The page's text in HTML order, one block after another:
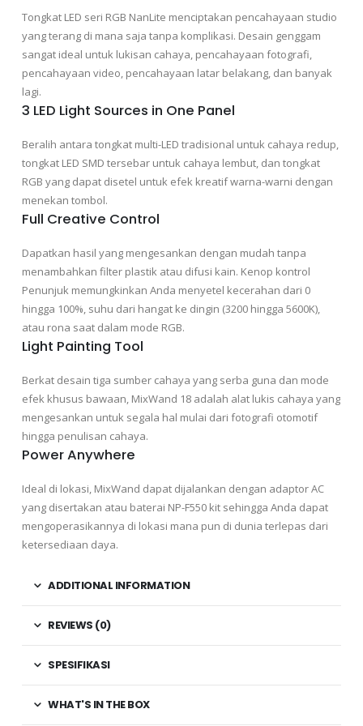
Tongkat LED seri RGB NanLite menciptakan pencahayaan studio
yang terang di mana saja tanpa komplikasi. Desain genggam
sangat ideal untuk lukisan cahaya, pencahayaan fotografi,
pencahayaan video, pencahayaan latar belakang, dan banyak
lagi.
3 LED Light Sources in One Panel
Beralih antara tongkat multi-LED tradisional untuk cahaya redup,
tongkat LED SMD tersebar untuk cahaya lembut, dan tongkat
RGB yang dapat disetel untuk efek kreatif warna-warni dengan
menekan tombol.
Full Creative Control
Dapatkan hasil yang mengesankan dengan mudah tanpa
menambahkan filter plastik atau difusi kain. Kenop kontrol
Penunjuk memungkinkan Anda menyetel kecerahan dari 0
hingga 100%, suhu dari hangat ke dingin (3200 hingga 5600K),
atau rona saat dalam mode RGB.
Light Painting Tool
Berkat desain tiga sumber cahaya yang serba guna dan mode
efek khusus bawaan, MixWand 18 adalah alat lukis cahaya yang
mengesankan untuk segala hal mulai dari fotografi otomotif
hingga penulisan cahaya.
Power Anywhere
Ideal di lokasi, MixWand dapat dijalankan dengan adaptor AC
yang disertakan atau baterai NP-F550 kit sehingga Anda dapat
mengoperasikannya di lokasi mana pun di dunia terlepas dari
ketersediaan daya.
ADDITIONAL INFORMATION
REVIEWS (0)
SPESIFIKASI
WHAT'S IN THE BOX